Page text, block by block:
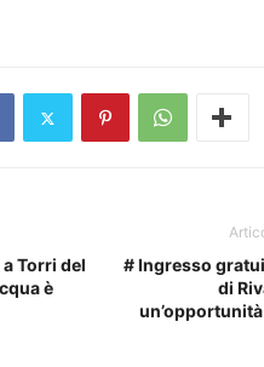
Torri del
è
# Ingresso
di